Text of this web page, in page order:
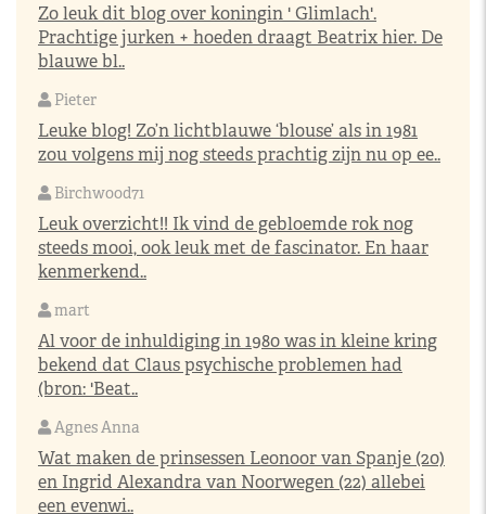
Zo leuk dit blog over koningin ' Glimlach'.
Prachtige jurken + hoeden draagt Beatrix hier. De
blauwe bl..
Pieter
Leuke blog! Zo’n lichtblauwe ‘blouse’ als in 1981
zou volgens mij nog steeds prachtig zijn nu op ee..
Birchwood71
Leuk overzicht!! Ik vind de gebloemde rok nog
steeds mooi, ook leuk met de fascinator. En haar
kenmerkend..
mart
Al voor de inhuldiging in 1980 was in kleine kring
bekend dat Claus psychische problemen had
(bron: 'Beat..
Agnes Anna
Wat maken de prinsessen Leonoor van Spanje (20)
en Ingrid Alexandra van Noorwegen (22) allebei
een evenwi..